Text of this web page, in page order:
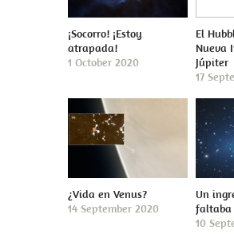
¡Socorro! ¡Estoy
atrapada!
1 October 2020
El
Nueva
Júpiter
17
¿Vida en Venus?
14 September 2020
Un
faltaba
10